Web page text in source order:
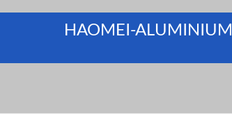
HAOMEI-ALUMINIUM